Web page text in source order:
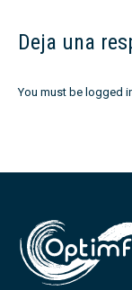
Deja una
You must be logged